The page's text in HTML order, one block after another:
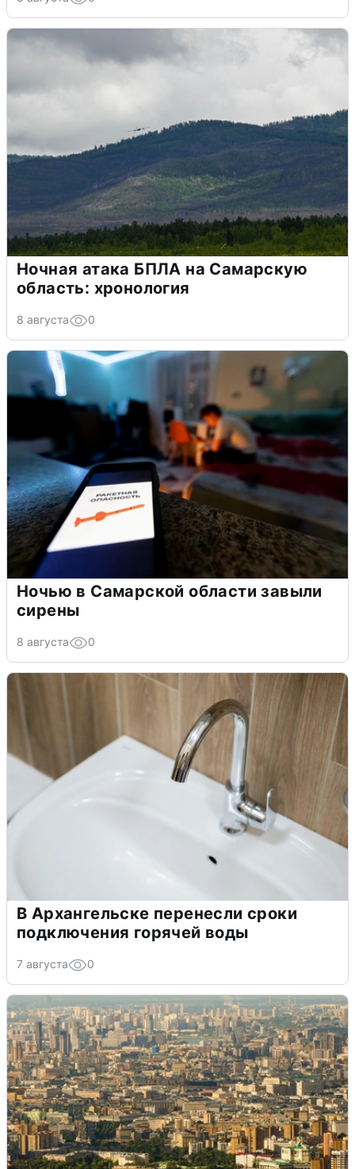
Ночная атака БПЛА на Самарскую
область: хронология
8 августа 0
Ночью в Самарской области завыли
сирены
8 августа 0
В Архангельске перенесли сроки
подключения горячей воды
7 августа 0